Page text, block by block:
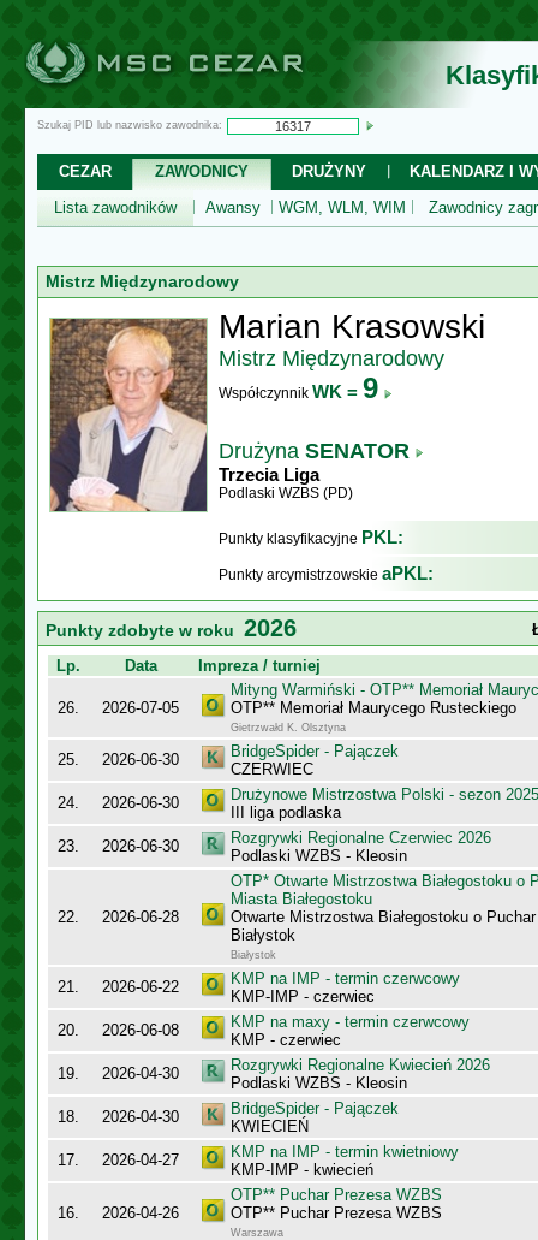
Szukaj PID lub nazwisko zawodnika:
CEZAR ZAWODNICY DRUŻYNY
KALENDARZ I
Lista zawodników
Awansy WGM, WLM, WIM Zawodnicy
Mistrz Międzynarodowy
Marian Krasowski
Mistrz Międzynarodowy
Współczynnik WK = 9
Drużyna SENATOR
Trzecia Liga
Podlaski WZBS (PD)
Punkty klasyfikacyjne PKL:
Punkty arcymistrzowskie aPKL:
Punkty zdobyte w roku 2026
Lp.
Data Impreza / turniej
26. 2026-07-05
Mityng Warmiński - OTP** Memoriał
OTP** Memoriał Maurycego Rusteckiego
Gietrzwałd K. Olsztyna
25. 2026-06-30
BridgeSpider - Pajączek
CZERWIEC
24.
2026-06-30
Drużynowe Mistrzostwa Polski - sezon
III liga podlaska
23.
2026-06-30
Rozgrywki Regionalne Czerwiec 2026
Podlaski WZBS - Kleosin
22. 2026-06-28
OTP* Otwarte Mistrzostwa Białegostoku o
Miasta Białegostoku
Otwarte Mistrzostwa Białegostoku o
Białystok
Białystok
21. 2026-06-22
KMP na IMP - termin czerwcowy
KMP-IMP - czerwiec
20.
2026-06-08
KMP na maxy - termin czerwcowy
KMP - czerwiec
19.
2026-04-30
Rozgrywki Regionalne Kwiecień 2026
Podlaski WZBS - Kleosin
18.
2026-04-30
BridgeSpider - Pajączek
KWIECIEŃ
17.
2026-04-27
KMP na IMP - termin kwietniowy
KMP-IMP - kwiecień
16. 2026-04-26
OTP** Puchar Prezesa WZBS
OTP** Puchar Prezesa WZBS
Warszawa